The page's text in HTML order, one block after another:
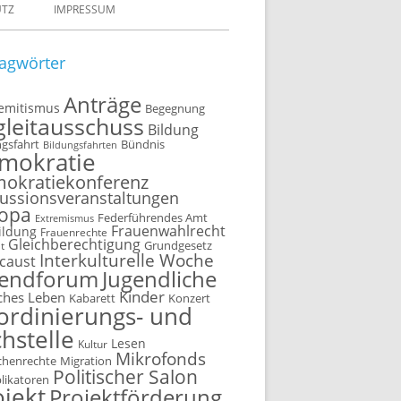
IMPRESSUM
Anträge Begegnung
Bildung
Bildungsfahrten Bündnis
Extremismus Federführendes Amt
Frauenrechte Frauenwahlrecht
Gleichberechtigung Grundgesetz
Interkulturelle Woche
Jugendliche
Leben Kabarett Kinder Konzert
und
Kultur Lesen
Migration Mikrofonds
Politischer Salon